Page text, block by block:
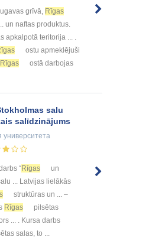
grīvā, Rīgas
un naftas produktus.
apkalpotā teritorija ... .
ostu apmeklējuši
Rīgas
ostā darbojas
salu
salīdzinājums
университета
“Rīgas
un
... Latvijas lielākās
struktūras un ... –
Rīgas
pilsētas
... . Kursa darbs
salas, to ...